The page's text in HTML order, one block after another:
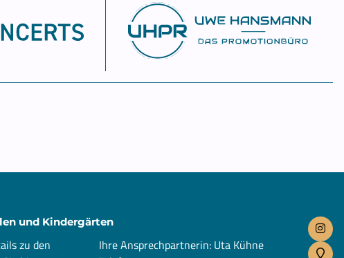
und Kindergärten
zu den
Ihre Ansprechpartnerin: Uta Kühne